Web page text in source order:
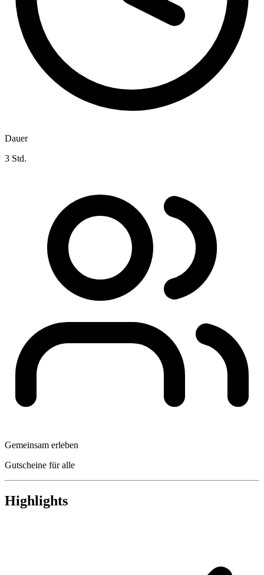
Dauer
3 Std.
Gemeinsam erleben
Gutscheine für alle
Highlights